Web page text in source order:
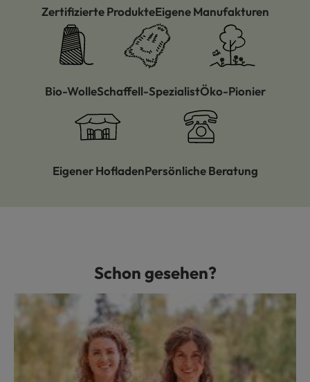
Zertifizierte ProdukteEigene Manufakturen
Bio-WolleSchaffell-SpezialistÖko-Pionier
Eigener HofladenPersönliche Beratung
Produktgalerie überspringenSchon gesehen?